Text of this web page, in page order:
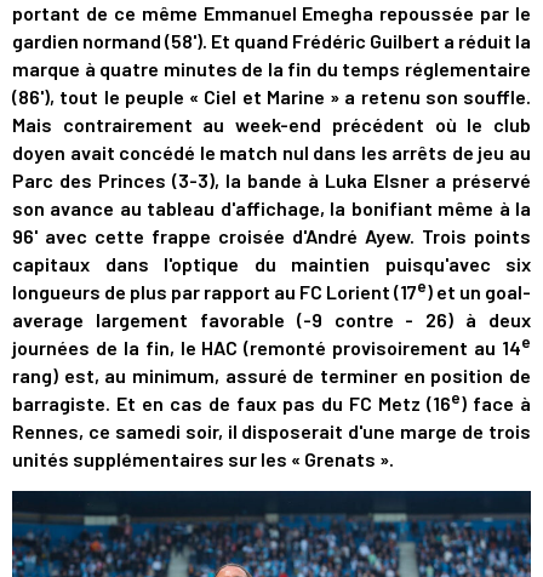
portant de ce même Emmanuel Emegha repoussée par le
gardien normand (58'). Et quand Frédéric Guilbert a réduit la
marque à quatre minutes de la fin du temps réglementaire
(86'), tout le peuple « Ciel et Marine » a retenu son souffle.
Mais contrairement au week-end précédent où le club
doyen avait concédé le match nul dans les arrêts de jeu au
Parc des Princes (3-3), la bande à Luka Elsner a préservé
son avance au tableau d'affichage, la bonifiant même à la
96' avec cette frappe croisée d'André Ayew. Trois points
capitaux dans l'optique du maintien puisqu'avec six
longueurs de plus par rapport au FC Lorient (17e) et un goal-
average largement favorable (-9 contre - 26) à deux
journées de la fin, le HAC (remonté provisoirement au 14e
rang) est, au minimum, assuré de terminer en position de
barragiste. Et en cas de faux pas du FC Metz (16e) face à
Rennes, ce samedi soir, il disposerait d'une marge de trois
unités supplémentaires sur les « Grenats ».